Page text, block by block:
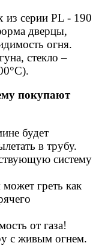
из серии PL - 190
дверцы,
огня.
стекло –
покупают
будет
в трубу.
систему
греть как
от газа!
с живым огнем.